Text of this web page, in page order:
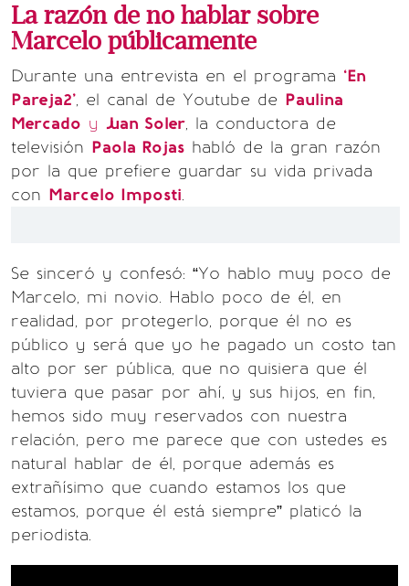
La razón de no hablar sobre
Marcelo públicamente
Durante una entrevista en el programa ‘En
Pareja2’, el canal de Youtube de Paulina
Mercado y Juan Soler, la conductora de
televisión Paola Rojas habló de la gran razón
por la que prefiere guardar su vida privada
con Marcelo Imposti.
Se sinceró y confesó: “Yo hablo muy poco de
Marcelo, mi novio. Hablo poco de él, en
realidad, por protegerlo, porque él no es
público y será que yo he pagado un costo tan
alto por ser pública, que no quisiera que él
tuviera que pasar por ahí, y sus hijos, en fin,
hemos sido muy reservados con nuestra
relación, pero me parece que con ustedes es
natural hablar de él, porque además es
extrañísimo que cuando estamos los que
estamos, porque él está siempre” platicó la
periodista.